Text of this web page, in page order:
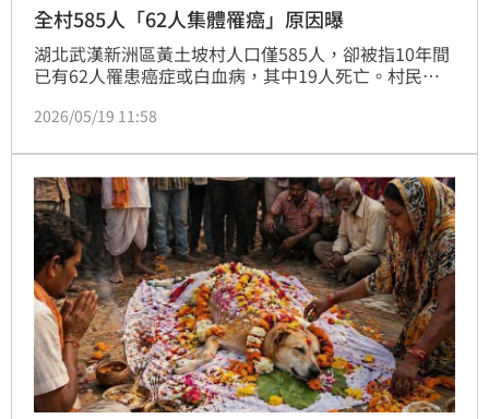
全村585人「62人集體罹癌」原因曝
湖北武漢新洲區黃土坡村人口僅585人，卻被指10年間
已有62人罹患癌症或白血病，其中19人死亡。村民質
工廠老闆坦承，環保人員曾在檢測前提前通知堵住排污
2026/05/19 11:58